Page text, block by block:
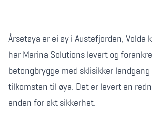
Årsetøya er ei øy i Austefjorden, Volda
har Marina Solutions levert og
betongbrygge med sklisikker
tilkomsten til øya. Det er levert en
enden for økt sikkerhet.